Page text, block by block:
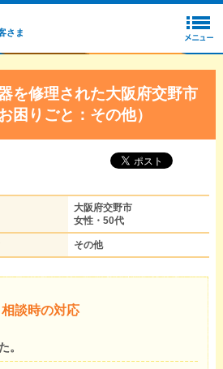
さま
を修理された大阪府交野市
困りごと：その他）
大阪府交野市
女性・50代
その他
談時の対応
。